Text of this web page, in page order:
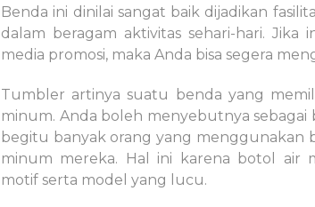
Benda ini dinilai sangat baik dijadikan
dalam beragam aktivitas sehari-hari. Jika
media promosi, maka Anda bisa segera
Tumbler artinya suatu benda yang
minum. Anda boleh menyebutnya sebagai
begitu banyak orang yang menggunakan
minum mereka. Hal ini karena botol air
motif serta model yang lucu.